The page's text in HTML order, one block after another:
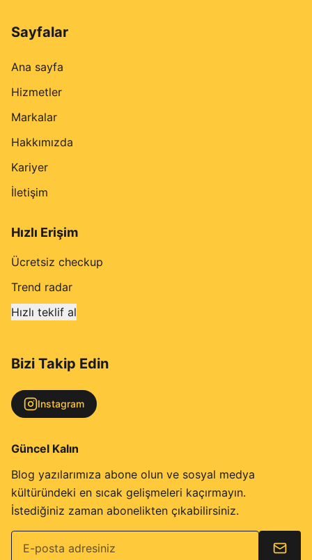
Sayfalar
Ana sayfa
Hizmetler
Markalar
Hakkımızda
Kariyer
İletişim
Hızlı Erişim
Ücretsiz checkup
Trend radar
Hızlı teklif al
Bizi Takip Edin
Instagram
Güncel Kalın
Blog yazılarımıza abone olun ve sosyal medya
kültüründeki en sıcak gelişmeleri kaçırmayın.
İstediğiniz zaman abonelikten çıkabilirsiniz.